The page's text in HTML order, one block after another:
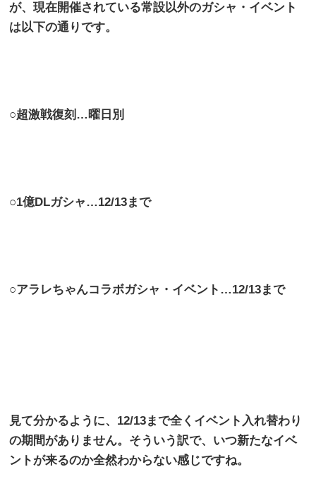
が、現在開催されている常設以外のガシャ・イベント
は以下の通りです。
○超激戦復刻…曜日別
○1億DLガシャ…12/13まで
○アラレちゃんコラボガシャ・イベント…12/13まで
見て分かるように、 12/13まで全くイベント入れ替わり
の期間がありません。そういう訳で、いつ新たなイベ
ントが来るのか全然わからない感じですね。